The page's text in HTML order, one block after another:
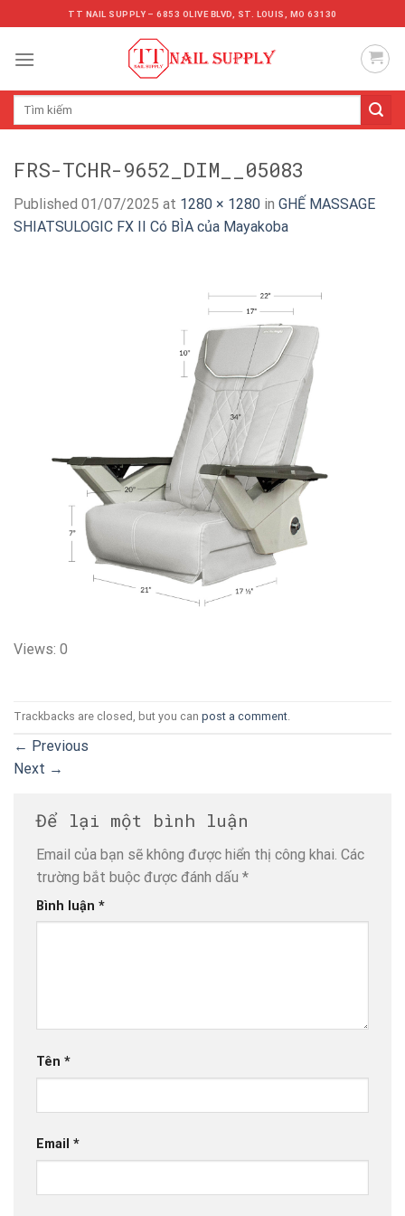
to
content
TT NAIL SUPPLY – 6853 OLIVE BLVD, ST. LOUIS, MO 63130
Tìm
FRS-TCHR-9652_DIM__05083
Published 01/07/2025 at 1280 × 1280 in GHẾ MASSAGE
SHIATSULOGIC FX II Có BÌA của Mayakoba
Views: 0
Trackbacks are closed, but you can post a comment.
← Previous
Next →
Để lại một bình luận
Email của bạn sẽ không được hiển thị công khai. Các
trường bắt buộc được đánh dấu *
Bình luận *
Tên *
Email *